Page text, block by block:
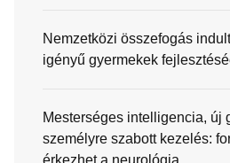
Nemzetközi összefogás
igényű gyermekek
Mesterséges intelligencia, új
személyre szabott kezelés: